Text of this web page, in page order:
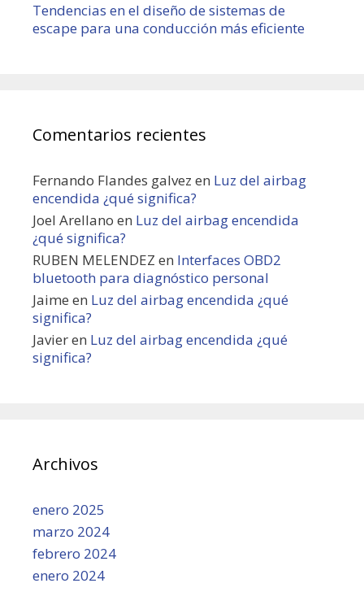
Tendencias en el diseño de sistemas de
escape para una conducción más eficiente
Comentarios recientes
Fernando Flandes galvez en Luz del airbag
encendida ¿qué significa?
Joel Arellano en Luz del airbag encendida
¿qué significa?
RUBEN MELENDEZ en Interfaces OBD2
bluetooth para diagnóstico personal
Jaime en Luz del airbag encendida ¿qué
significa?
Javieren Luz del airbag encendida ¿qué
significa?
Archivos
enero 2025
marzo 2024
febrero 2024
enero 2024